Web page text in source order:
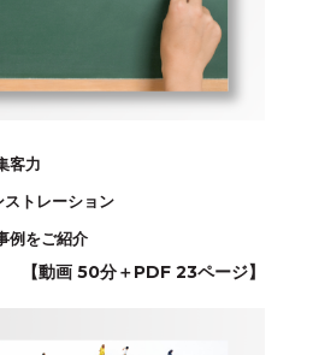
客力
トレーション
例をご紹介
【動画 50分＋PDF 23ページ】